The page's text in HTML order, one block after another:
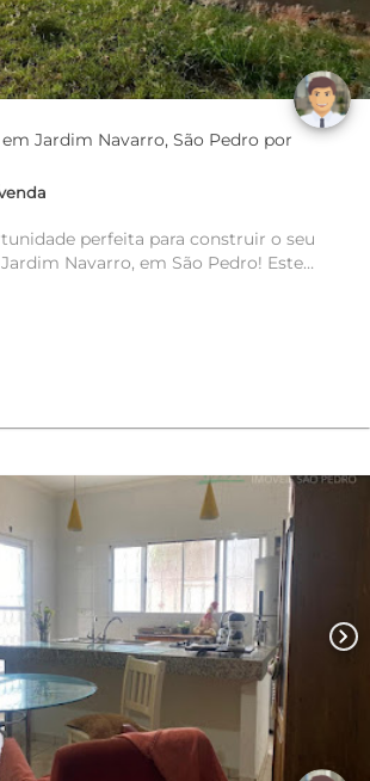
em Jardim Navarro, São Pedro por
perfeita para construir o seu
Navarro, em São Pedro! Este
chevron_right